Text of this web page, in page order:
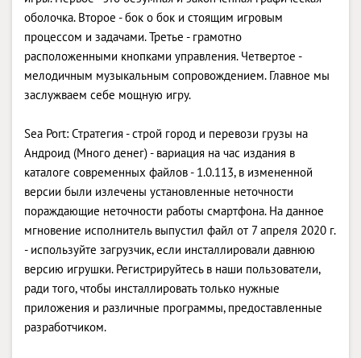
оболочка. Второе - бок о бок и стоящим игровым
процессом и задачами. Третье - грамотно
расположенными кнопками управления. Четвертое -
мелодичным музыкальным сопровождением. Главное мы
заслужваем себе мощную игру.
Sea Port: Стратегия - строй город и перевози грузы на
Андроид (Много денег) - вариация на час издания в
каталоге современных файлов - 1.0.113, в измененной
версии были излечены установленные неточности
пораждающие неточности работы смартфона. На данное
мгновение исполнитель выпустил файл от 7 апреля 2020 г.
- используйте загрузчик, если инсталлировали давнюю
версию игрушки. Регистрируйтесь в наши пользователи,
ради того, чтобы инсталлировать только нужные
приложения и различные программы, предоставленные
разработчиком.